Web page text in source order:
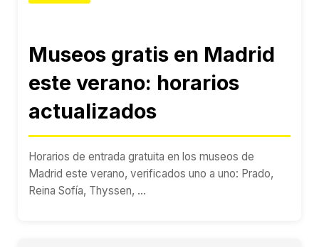
Museos gratis en Madrid
este verano: horarios
actualizados
Horarios de entrada gratuita en los museos de
Madrid este verano, verificados uno a uno: Prado,
Reina Sofía, Thyssen, ...